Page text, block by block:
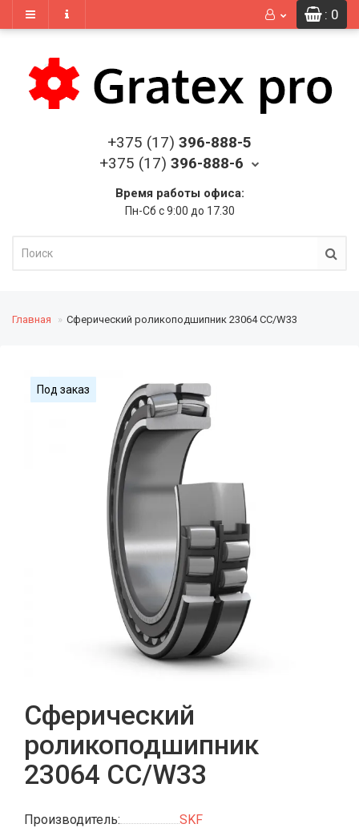
: 0
+375 (17) 396-888-5
+375 (17) 396-888-6
Время работы офиса:
Пн-Сб с 9:00 до 17.30
Главная Сферический роликоподшипник 23064 CC/W33
Под заказ
Сферический
роликоподшипник
23064 CC/W33
Производитель:
SKF